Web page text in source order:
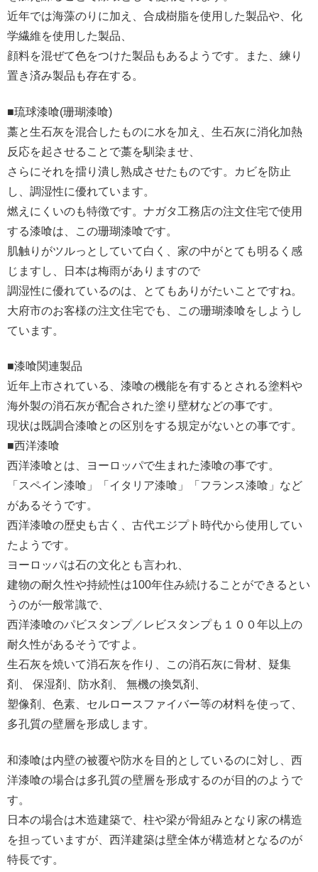
近年では海藻のりに加え、合成樹脂を使用した製品や、化
学繊維を使用した製品、
顔料を混ぜて色をつけた製品もあるようです。また、練り
置き済み製品も存在する。
■琉球漆喰(珊瑚漆喰)
藁と生石灰を混合したものに水を加え、生石灰に消化加熱
反応を起させることで藁を馴染ませ、
さらにそれを擂り潰し熟成させたものです。カビを防止
し、調湿性に優れています。
燃えにくいのも特徴です。ナガタ工務店の注文住宅で使用
する漆喰は、この珊瑚漆喰です。
肌触りがツルっとしていて白く、家の中がとても明るく感
じますし、日本は梅雨がありますので
調湿性に優れているのは、とてもありがたいことですね。
大府市のお客様の注文住宅でも、この珊瑚漆喰をしようし
ています。
■漆喰関連製品
近年上市されている、漆喰の機能を有するとされる塗料や
海外製の消石灰が配合された塗り壁材などの事です。
現状は既調合漆喰との区別をする規定がないとの事です。
■西洋漆喰
西洋漆喰とは、ヨーロッパで生まれた漆喰の事です。
「スペイン漆喰」「イタリア漆喰」「フランス漆喰」など
があるそうです。
西洋漆喰の歴史も古く、古代エジプト時代から使用してい
たようです。
ヨーロッパは石の文化とも言われ、
建物の耐久性や持続性は100年住み続けることができるとい
うのが一般常識で、
西洋漆喰のパビスタンプ／レビスタンプも１００年以上の
耐久性があるそうですよ。
生石灰を焼いて消石灰を作り、この消石灰に骨材、疑集
剤、 保湿剤、防水剤、 無機の換気剤、
塑像剤、色素、セルロースファイバー等の材料を使って、
多孔質の壁層を形成します。
和漆喰は内壁の被覆や防水を目的としているのに対し、西
洋漆喰の場合は多孔質の壁層を形成するのが目的のようで
す。
日本の場合は木造建築で、柱や梁が骨組みとなり家の構造
を担っていますが、西洋建築は壁全体が構造材となるのが
特長です。